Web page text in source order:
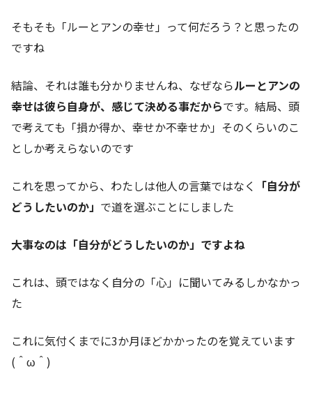
そもそも「ルーとアンの幸せ」って何だろう？と思ったの
ですね
結論、それは誰も分かりませんね、なぜならルーとアンの
幸せは彼ら自身が、感じて決める事だからです。結局、頭
で考えても「損か得か、幸せか不幸せか」そのくらいのこ
としか考えらないのです
これを思ってから、わたしは他人の言葉ではなく 「自分が
どうしたいのか」 で道を選ぶことにしました
大事なのは「自分がどうしたいのか」ですよね
これは、頭ではなく自分の「心」に聞いてみるしかなかっ
た
これに気付くまでに3か月ほどかかったのを覚えています
(＾ω＾)